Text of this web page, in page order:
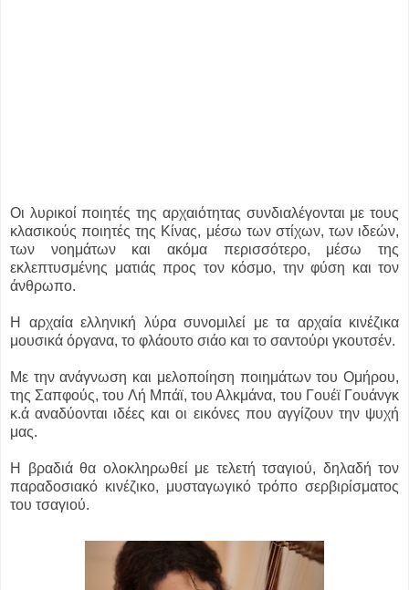
Οι λυρικοί ποιητές της αρχαιότητας συνδιαλέγονται με τους
κλασικούς ποιητές της Κίνας, μέσω των στίχων, των ιδεών,
των νοημάτων και ακόμα περισσότερο, μέσω της
εκλεπτυσμένης ματιάς προς τον κόσμο, την φύση και τον
άνθρωπο.
Η αρχαία ελληνική λύρα συνομιλεί με τα αρχαία κινέζικα
μουσικά όργανα, το φλάουτο σιάο και το σαντούρι γκουτσέν.
Με την ανάγνωση και μελοποίηση ποιημάτων του Ομήρου,
της Σαπφούς, του Λή Μπάϊ, του Αλκμάνα, του Γουέϊ Γουάνγκ
κ.ά αναδύονται ιδέες και οι εικόνες που αγγίζουν την ψυχή
μας.
Η βραδιά θα ολοκληρωθεί με τελετή τσαγιού, δηλαδή τον
παραδοσιακό κινέζικο, μυσταγωγικό τρόπο σερβιρίσματος
του τσαγιού.